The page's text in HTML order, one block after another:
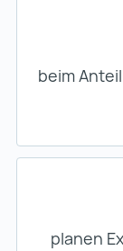
beim
planen